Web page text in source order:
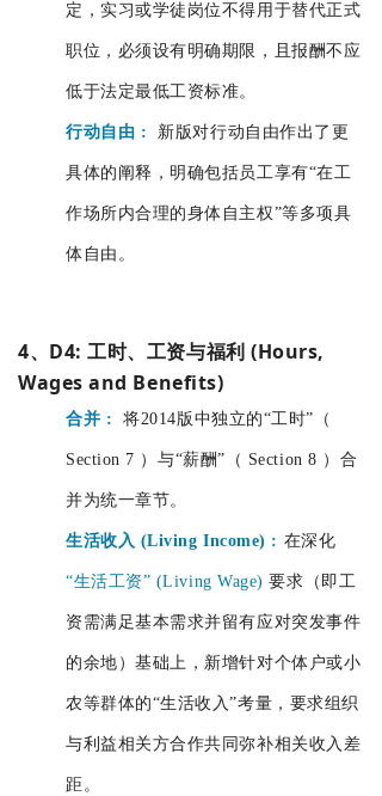
定，实习或学徒岗位不得用于替代正式
职位，必须设有明确期限，且报酬不应
低于法定最低工资标准。
行动自由 : 新版对行动自由作出了更
具体的阐释，明确包括员工享有“在工
作场所内合理的身体自主权”等多项具
体自由。
4、D4: 工时、工资与福利 (Hours,
Wages and Benefits)
合并 :将2014版中独立的“工时”（
Section 7 ）与“薪酬”（ Section 8 ）合
并为统一章节。
生活收入 (Living Income) : 在深化
“生活工资” (Living Wage)要求（即工
资需满足基本需求并留有应对突发事件
的余地）基础上，新增针对个体户或小
农等群体的“生活收入”考量，要求组织
与利益相关方合作共同弥补相关收入差
距。